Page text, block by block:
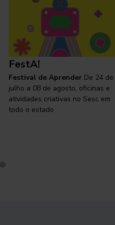
FestA!
Festival de Aprender De 24 de
julho a 08 de agosto, oficinas e
atividades criativas no Sesc em
todo o estado